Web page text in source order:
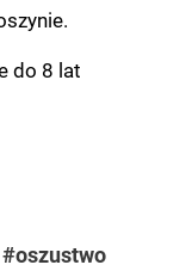
do 8 lat
#oszustwo